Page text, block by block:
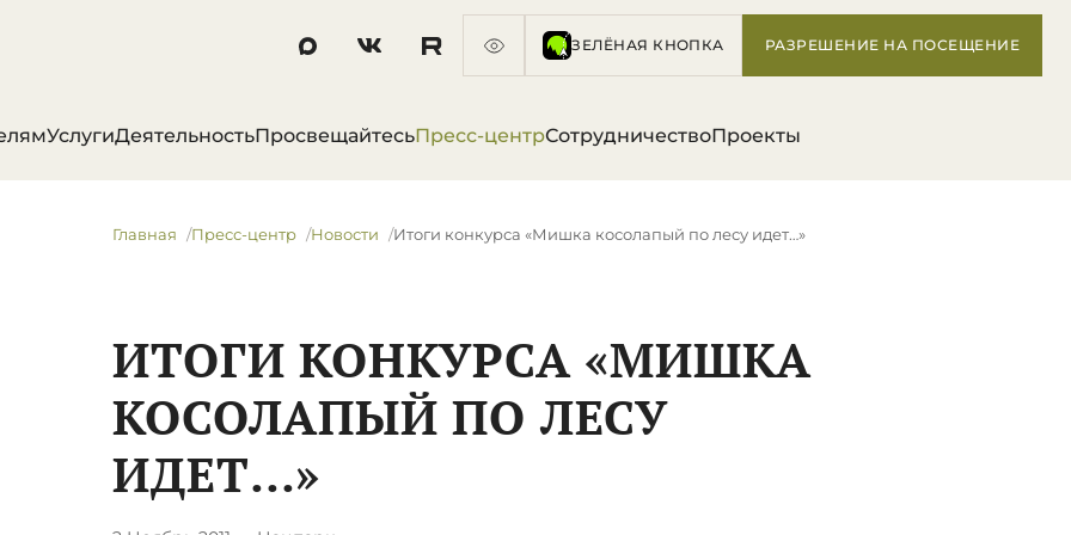
ЗЕЛЁНАЯ КНОПКА РАЗРЕШЕНИЕ НА ПОСЕЩЕНИЕ
УслугиДеятельностьПросвещайтесьПресс-центрСотрудничествоПроекты
Главная Пресс-центр Новости Итоги конкурса «Мишка косолапый по лесу идет…»
ИТОГИ КОНКУРСА «МИШКА
КОСОЛАПЫЙ ПО ЛЕСУ
ИДЕТ…»